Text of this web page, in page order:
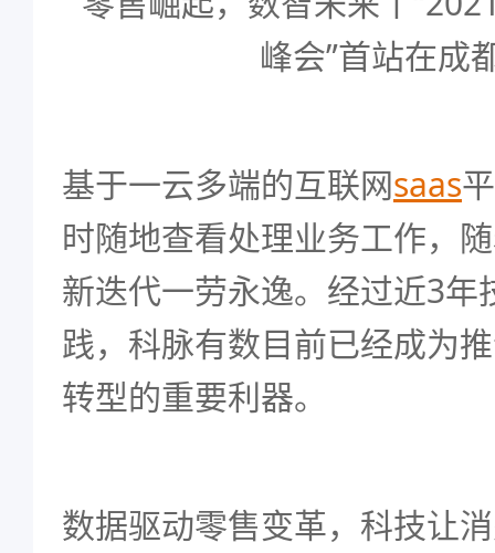
基于一云多端的互联网saas
时随地查看处理业务工作，
新迭代一劳永逸。经过近3年
践，科脉有数目前已经成为
转型的重要利器。
数据驱动零售变革，科技让